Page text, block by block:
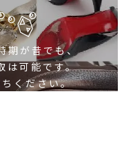
期が昔でも、
は可能です。
ください。